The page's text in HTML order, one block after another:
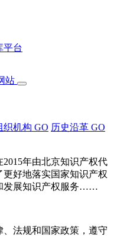
平台
织机构 GO 历史沿革 GO
年由北京知识产权代
好地落实国家知识产权
发展知识产权服务……
法规和国家政策，遵守